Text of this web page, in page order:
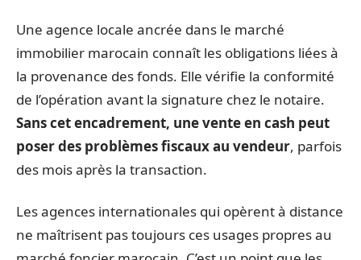
Une agence locale ancrée dans le marché
immobilier marocain connaît les obligations liées à
la provenance des fonds. Elle vérifie la conformité
de l’opération avant la signature chez le notaire.
Sans cet encadrement, une vente en cash peut
poser des problèmes fiscaux au vendeur, parfois
des mois après la transaction.
Les agences internationales qui opèrent à distance
ne maîtrisent pas toujours ces usages propres au